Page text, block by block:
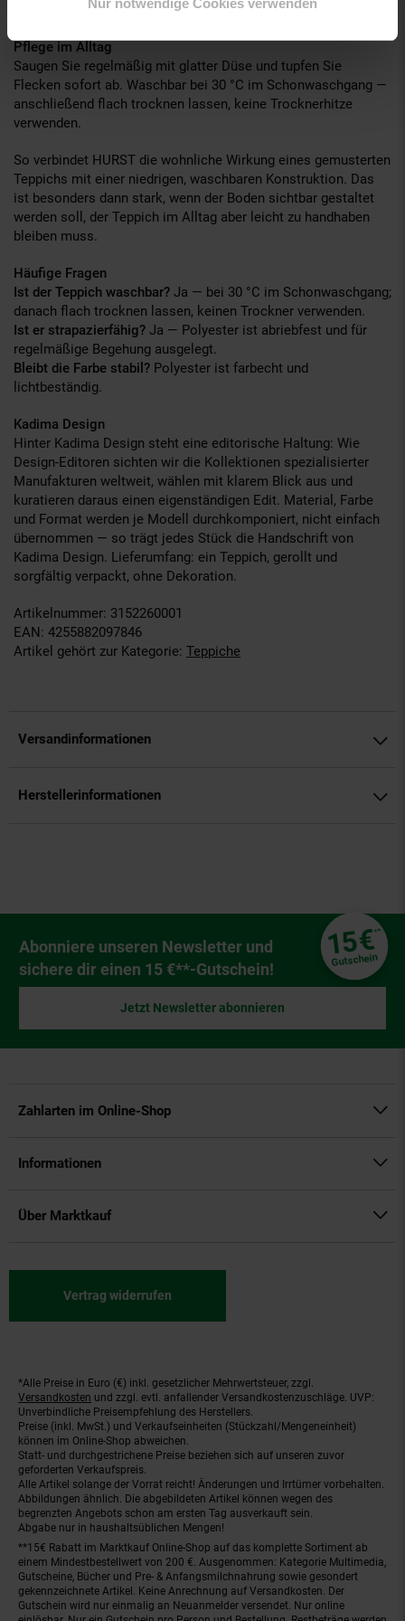
Nur notwendige Cookies verwenden
sorgt eine passende Teppichunterlage für sicheren Stand.
Pflege im Alltag
Saugen Sie regelmäßig mit glatter Düse und tupfen Sie
Flecken sofort ab. Waschbar bei 30 °C im Schonwaschgang —
anschließend flach trocknen lassen, keine Trocknerhitze
verwenden.
So verbindet HURST die wohnliche Wirkung eines gemusterten
Teppichs mit einer niedrigen, waschbaren Konstruktion. Das
ist besonders dann stark, wenn der Boden sichtbar gestaltet
werden soll, der Teppich im Alltag aber leicht zu handhaben
bleiben muss.
Häufige Fragen
Ist der Teppich waschbar? Ja — bei 30 °C im Schonwaschgang;
danach flach trocknen lassen, keinen Trockner verwenden.
Ist er strapazierfähig? Ja — Polyester ist abriebfest und für
regelmäßige Begehung ausgelegt.
Bleibt die Farbe stabil? Polyester ist farbecht und
lichtbeständig.
Kadima Design
Hinter Kadima Design steht eine editorische Haltung: Wie
Design-Editoren sichten wir die Kollektionen spezialisierter
Manufakturen weltweit, wählen mit klarem Blick aus und
kuratieren daraus einen eigenständigen Edit. Material, Farbe
und Format werden je Modell durchkomponiert, nicht einfach
übernommen — so trägt jedes Stück die Handschrift von
Kadima Design. Lieferumfang: ein Teppich, gerollt und
sorgfältig verpackt, ohne Dekoration.
Artikelnummer: 3152260001
EAN: 4255882097846
Artikel gehört zur Kategorie: Teppiche
Versandinformationen
Herstellerinformationen
Newsletter Anmeldung
Abonniere unseren Newsletter und
sichere dir einen 15 €**-Gutschein!
15€**
Gutschein
Jetzt Newsletter abonnieren
Zahlarten im Online-Shop
Informationen
Über Marktkauf
Vertrag widerrufen
Fußnoten
*Alle Preise in Euro (€) inkl. gesetzlicher Mehrwertsteuer, zzgl.
Versandkosten und zzgl. evtl. anfallender Versandkostenzuschläge. UVP:
Unverbindliche Preisempfehlung des Herstellers.
Preise (inkl. MwSt.) und Verkaufseinheiten (Stückzahl/Mengeneinheit)
können im Online-Shop abweichen.
Statt- und durchgestrichene Preise beziehen sich auf unseren zuvor
geforderten Verkaufspreis.
Alle Artikel solange der Vorrat reicht! Änderungen und Irrtümer vorbehalten.
Abbildungen ähnlich. Die abgebildeten Artikel können wegen des
begrenzten Angebots schon am ersten Tag ausverkauft sein.
Abgabe nur in haushaltsüblichen Mengen!
**15€ Rabatt im Marktkauf Online-Shop auf das komplette Sortiment ab
einem Mindestbestellwert von 200 €. Ausgenommen: Kategorie Multimedia,
Gutscheine, Bücher und Pre- & Anfangsmilchnahrung sowie gesondert
gekennzeichnete Artikel. Keine Anrechnung auf Versandkosten. Der
Gutschein wird nur einmalig an Neuanmelder versendet. Nur online